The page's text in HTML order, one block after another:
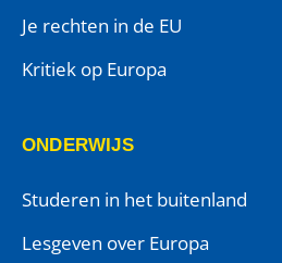
Je rechten in de EU
Kritiek op Europa
ONDERWIJS
Studeren in het buitenland
Lesgeven over Europa